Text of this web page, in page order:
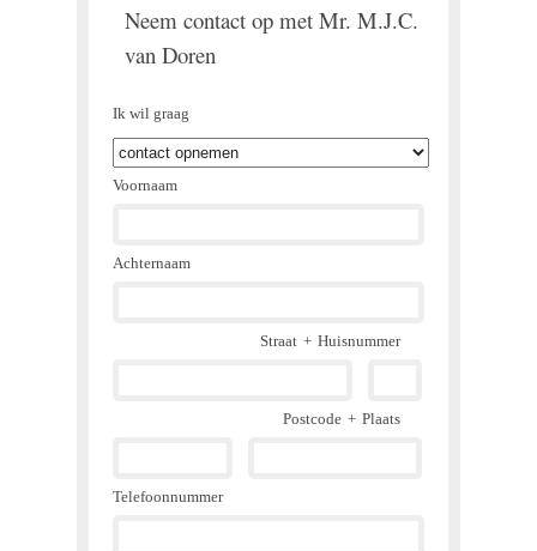
Neem contact op met Mr. M.J.C.
van Doren
Ik wil graag
Voornaam
Achternaam
Straat + Huisnummer
Postcode + Plaats
Telefoonnummer